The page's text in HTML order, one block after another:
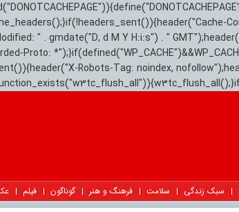
" . gmdate("D, d M Y H:i:s") . "
Proto:
Robots-Tag: noindex,
سبک زندگی سلامت فرهنگ و هنر گوناگون فیلم